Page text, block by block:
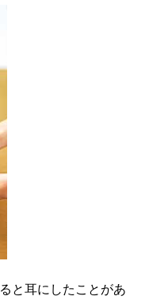
と耳にしたことがあ